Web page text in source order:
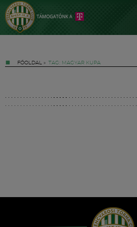
FŐOLDAL » TAG: MAGYAR KUPA
Hírek